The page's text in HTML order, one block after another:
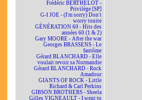
Frédéric BERTHELOT -
Privilège [SP]
G-I JOE - (I'm sorry) Don't
worry tonite
GÉNÉRATION 60 - Hits des
années 60 (1 & 2)
Gary MOORE - After the war
Georges BRASSENS - Le
fantôme
Gérard BLANCHARD - Elle
voulait revoir sa Normandie
Gérard BLANCHARD - Rock
Amadour
GIANTS OF ROCK - Little
Richard & Carl Perkins
GIBSON BROTHERS - Sheela
Gilles VIGNEAULT - I went to